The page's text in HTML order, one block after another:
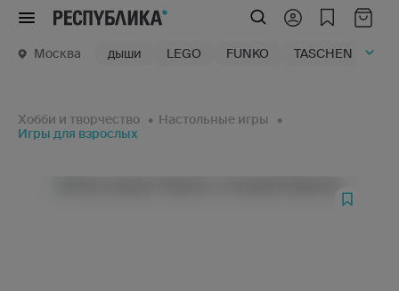
Меню
Москва дыши LEGO FUNKO TASCHEN
Хобби и творчество
Настольные игры
Игры для взрослых